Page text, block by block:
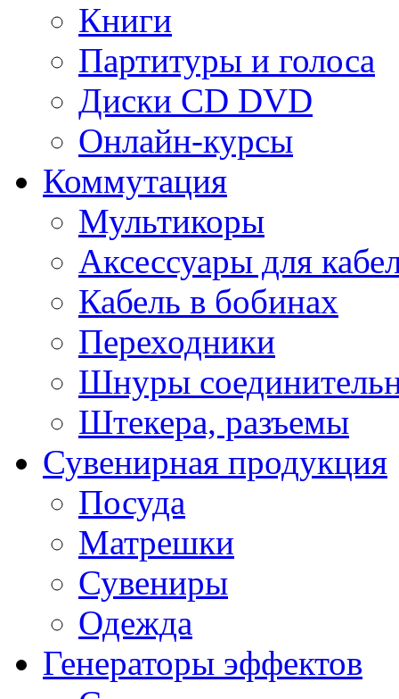
Книги
Партитуры и голоса
Диски CD DVD
Онлайн-курсы
Коммутация
Мультикоры
Аксессуары для
Кабель в бобинах
Переходники
Шнуры
Штекера, разъемы
Сувенирная продукция
Посуда
Матрешки
Сувениры
Одежда
Генераторы эффектов